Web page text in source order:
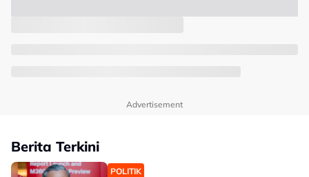
Advertisement
Berita Terkini
POLITIK